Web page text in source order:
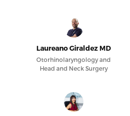
Laureano Giraldez MD
Otorhinolaryngology and
Head and Neck Surgery